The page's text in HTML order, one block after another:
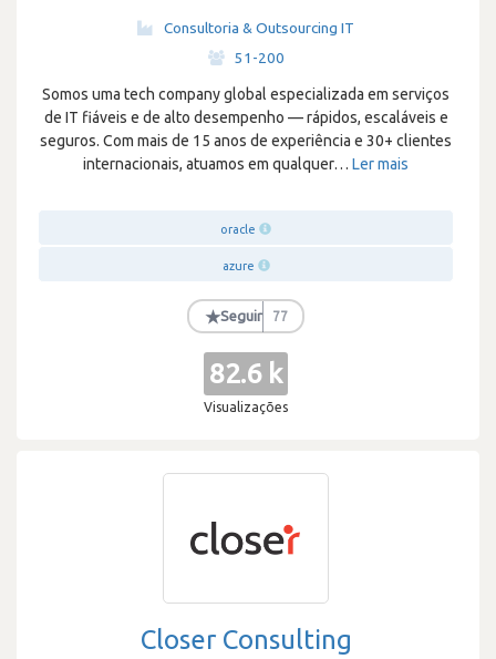
Consultoria & Outsourcing IT
51-200
Somos uma tech company global especializada em serviços
de IT fiáveis e de alto desempenho — rápidos, escaláveis e
seguros. Com mais de 15 anos de experiência e 30+ clientes
internacionais, atuamos em qualquer… Ler mais
oracle
azure
★Seguir 77
82.6 k
Visualizações
Closer Consulting